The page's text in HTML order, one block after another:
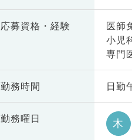
応募資格・ 経験
医師
小児
専門
勤務時間 日勤
勤務曜日 木